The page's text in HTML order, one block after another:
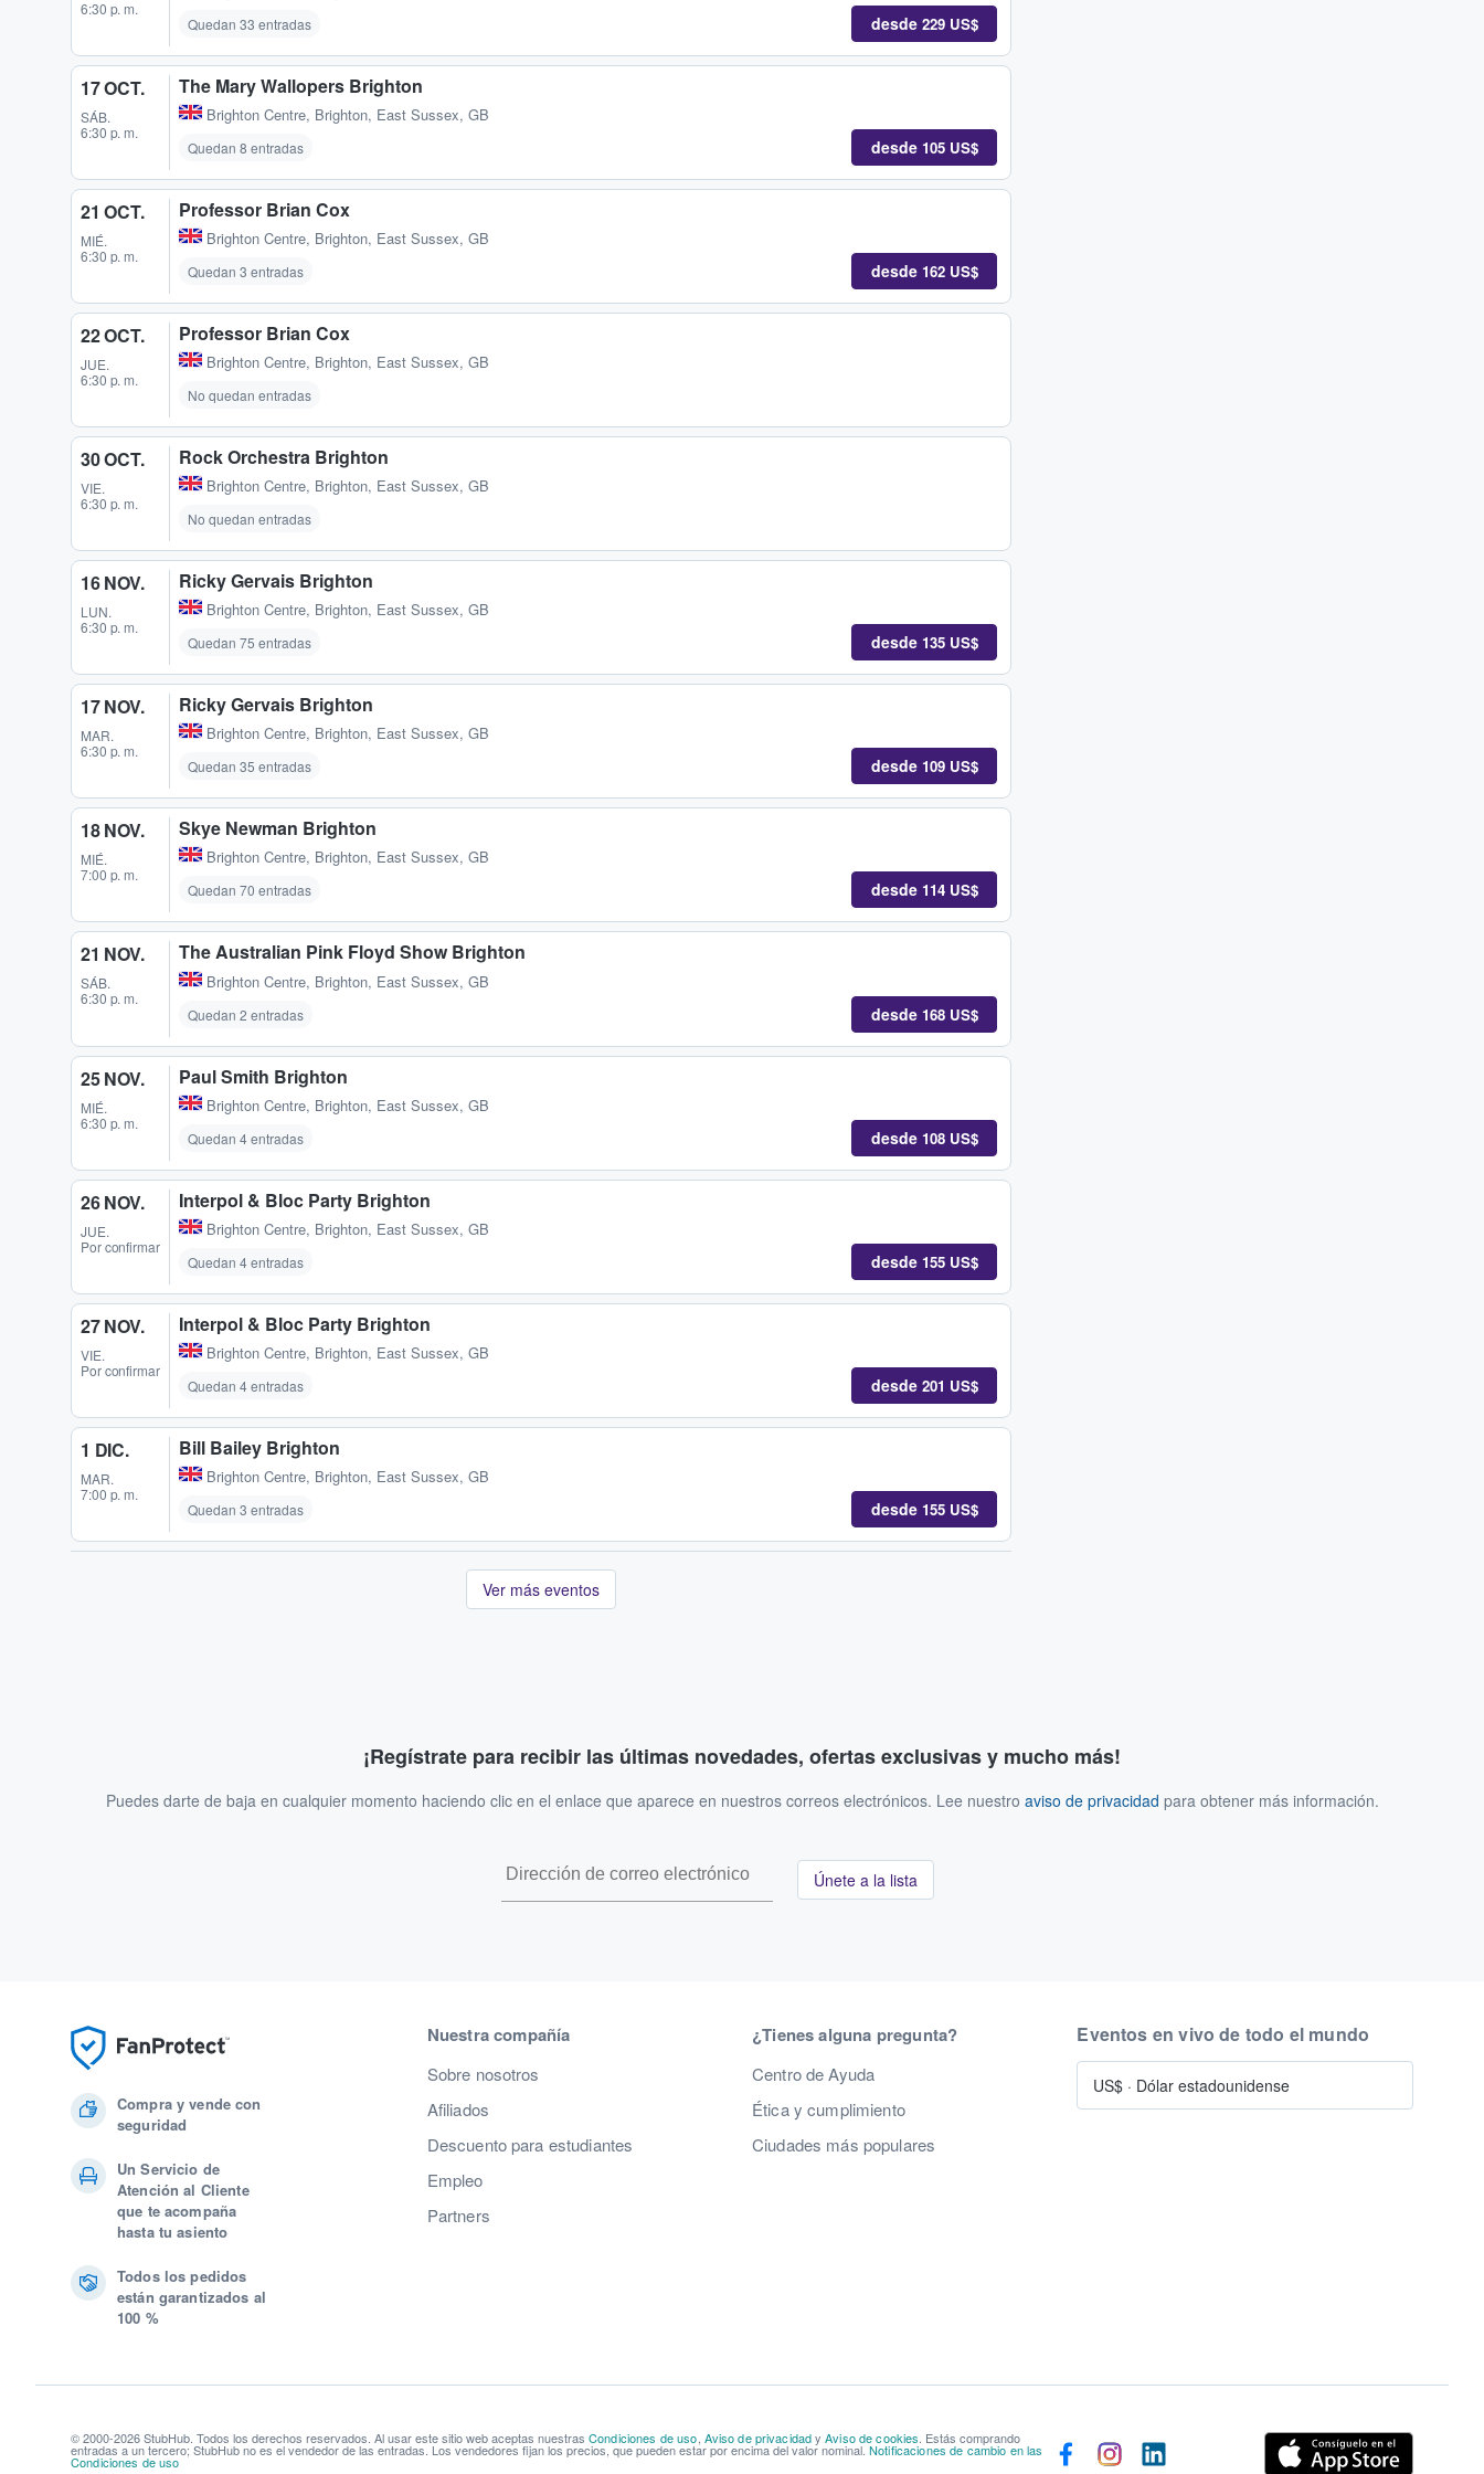
6:30 p. m.
Quedan 33 entradas desde 229 US$
17 OCT.
SÁB.
6:30 p. m.
The Mary Wallopers Brighton
Brighton Centre, Brighton, East Sussex, GB
Quedan 8 entradas desde 105 US$
21 OCT.
MIÉ.
6:30 p. m.
Professor Brian Cox
Brighton Centre, Brighton, East Sussex, GB
Quedan 3 entradas desde 162 US$
22 OCT.
JUE.
6:30 p. m.
Professor Brian Cox
Brighton Centre, Brighton, East Sussex, GB
No quedan entradas
30 OCT.
VIE.
6:30 p. m.
Rock Orchestra Brighton
Brighton Centre, Brighton, East Sussex, GB
No quedan entradas
16 NOV.
LUN.
6:30 p. m.
Ricky Gervais Brighton
Brighton Centre, Brighton, East Sussex, GB
Quedan 75 entradas desde 135 US$
17 NOV.
MAR.
6:30 p. m.
Ricky Gervais Brighton
Brighton Centre, Brighton, East Sussex, GB
Quedan 35 entradas desde 109 US$
18 NOV.
MIÉ.
7:00 p. m.
Skye Newman Brighton
Brighton Centre, Brighton, East Sussex, GB
Quedan 70 entradas desde 114 US$
21 NOV.
SÁB.
6:30 p. m.
The Australian Pink Floyd Show Brighton
Brighton Centre, Brighton, East Sussex, GB
Quedan 2 entradas desde 168 US$
25 NOV.
MIÉ.
6:30 p. m.
Paul Smith Brighton
Brighton Centre, Brighton, East Sussex, GB
Quedan 4 entradas desde 108 US$
26 NOV.
JUE.
Por confirmar
Interpol & Bloc Party Brighton
Brighton Centre, Brighton, East Sussex, GB
Quedan 4 entradas desde 155 US$
27 NOV.
VIE.
Por confirmar
Interpol & Bloc Party Brighton
Brighton Centre, Brighton, East Sussex, GB
Quedan 4 entradas desde 201 US$
1 DIC.
MAR.
7:00 p. m.
Bill Bailey Brighton
Brighton Centre, Brighton, East Sussex, GB
Quedan 3 entradas desde 155 US$
Ver más eventos
¡Regístrate para recibir las últimas novedades, ofertas exclusivas y mucho más!
Puedes darte de baja en cualquier momento haciendo clic en el enlace que aparece en nuestros correos electrónicos. Lee nuestro aviso de privacidad para obtener más información.
Únete a la lista
Compra y vende con
seguridad
Un Servicio de
Atención al Cliente
que te acompaña
hasta tu asiento
Todos los pedidos
están garantizados al
100 %
Nuestra compañía
Sobre nosotros
Afiliados
Descuento para estudiantes
Empleo
Partners
¿Tienes alguna pregunta?
Centro de Ayuda
Ética y cumplimiento
Ciudades más populares
Eventos en vivo de todo el mundo
US$ · Dólar estadounidense
© 2000-2026 StubHub. Todos los derechos reservados. Al usar este sitio web aceptas nuestras Condiciones de uso Aviso de privacidadyAviso de cookies . Estás comprando
entradas a un tercero; StubHub no es el vendedor de las entradas. Los vendedores fijan los precios, que pueden estar por encima del valor nominal. Notificaciones de cambio en las
Condiciones de uso